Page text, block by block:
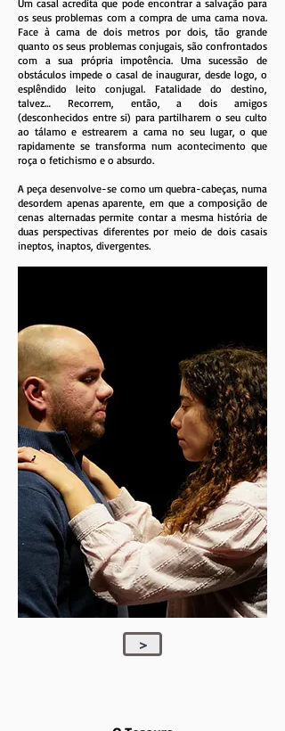
Um casal acredita que pode encontrar a salvação para
os seus problemas com a compra de uma cama nova.
Face à cama de dois metros por dois, tão grande
quanto os seus problemas conjugais, são confrontados
com a sua própria impotência. Uma sucessão de
obstáculos impede o casal de inaugurar, desde logo, o
esplêndido leito conjugal. Fatalidade do destino,
talvez… Recorrem, então, a dois amigos
(desconhecidos entre si) para partilharem o seu culto
ao tálamo e estrearem a cama no seu lugar, o que
rapidamente se transforma num acontecimento que
roça o fetichismo e o absurdo.
A peça desenvolve-se como um quebra-cabeças, numa
desordem apenas aparente, em que a composição de
cenas alternadas permite contar a mesma história de
duas perspectivas diferentes por meio de dois casais
ineptos, inaptos, divergentes.
>